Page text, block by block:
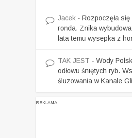
Jacek - Rozpoczęła
ronda. Znika
lata temu wysepka z
TAK JEST - Wody
odłowu śniętych ryb.
śluzowania w Kanale
REKLAMA